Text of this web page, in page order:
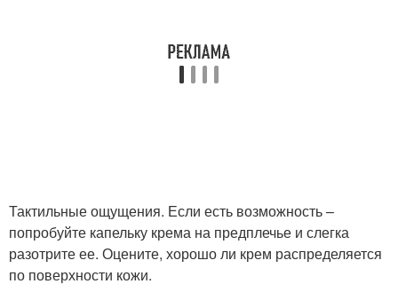
Тактильные ощущения. Если есть возможность –
попробуйте капельку крема на предплечье и слегка
разотрите ее. Оцените, хорошо ли крем распределяется
по поверхности кожи.